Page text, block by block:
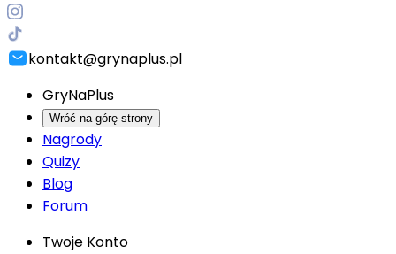
kontakt@grynaplus.pl
GryNaPlus
Wróć na górę strony
Nagrody
Quizy
Blog
Forum
Twoje Konto